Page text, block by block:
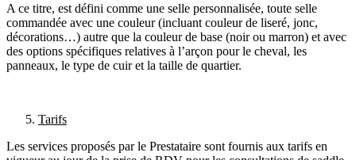
A ce titre, est défini comme une selle personnalisée, toute selle
commandée avec une couleur (incluant couleur de liseré, jonc,
décorations…) autre que la couleur de base (noir ou marron) et avec
des options spécifiques relatives à l’arçon pour le cheval, les
panneaux, le type de cuir et la taille de quartier.
Tarifs
Les services proposés par le Prestataire sont fournis aux tarifs en